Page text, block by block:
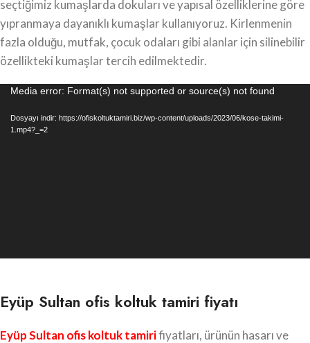
seçtiğimiz kumaşlarda dokuları ve yapısal özelliklerine göre
yıpranmaya dayanıklı kumaşlar kullanıyoruz. Kirlenmenin
fazla olduğu, mutfak, çocuk odaları gibi alanlar için silinebilir
özellikteki kumaşlar tercih edilmektedir.
Video
Media error: Format(s) not supported or source(s) not found
Dosyayı indir: https://ofiskoltuktamiri.biz/wp-content/uploads/2023/06/kose-takimi-
1.mp4?_=2
Eyüp Sultan ofis koltuk tamiri fiyatı
Eyüp Sultan ofis koltuk tamirifiyatları, ürünün hasarı ve